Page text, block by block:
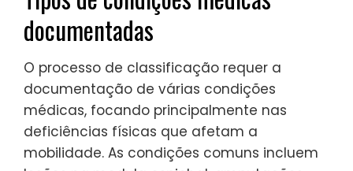
documentadas
O processo de classificação requer a
documentação de várias condições
médicas, focando principalmente nas
deficiências físicas que afetam a
mobilidade. As condições comuns incluem